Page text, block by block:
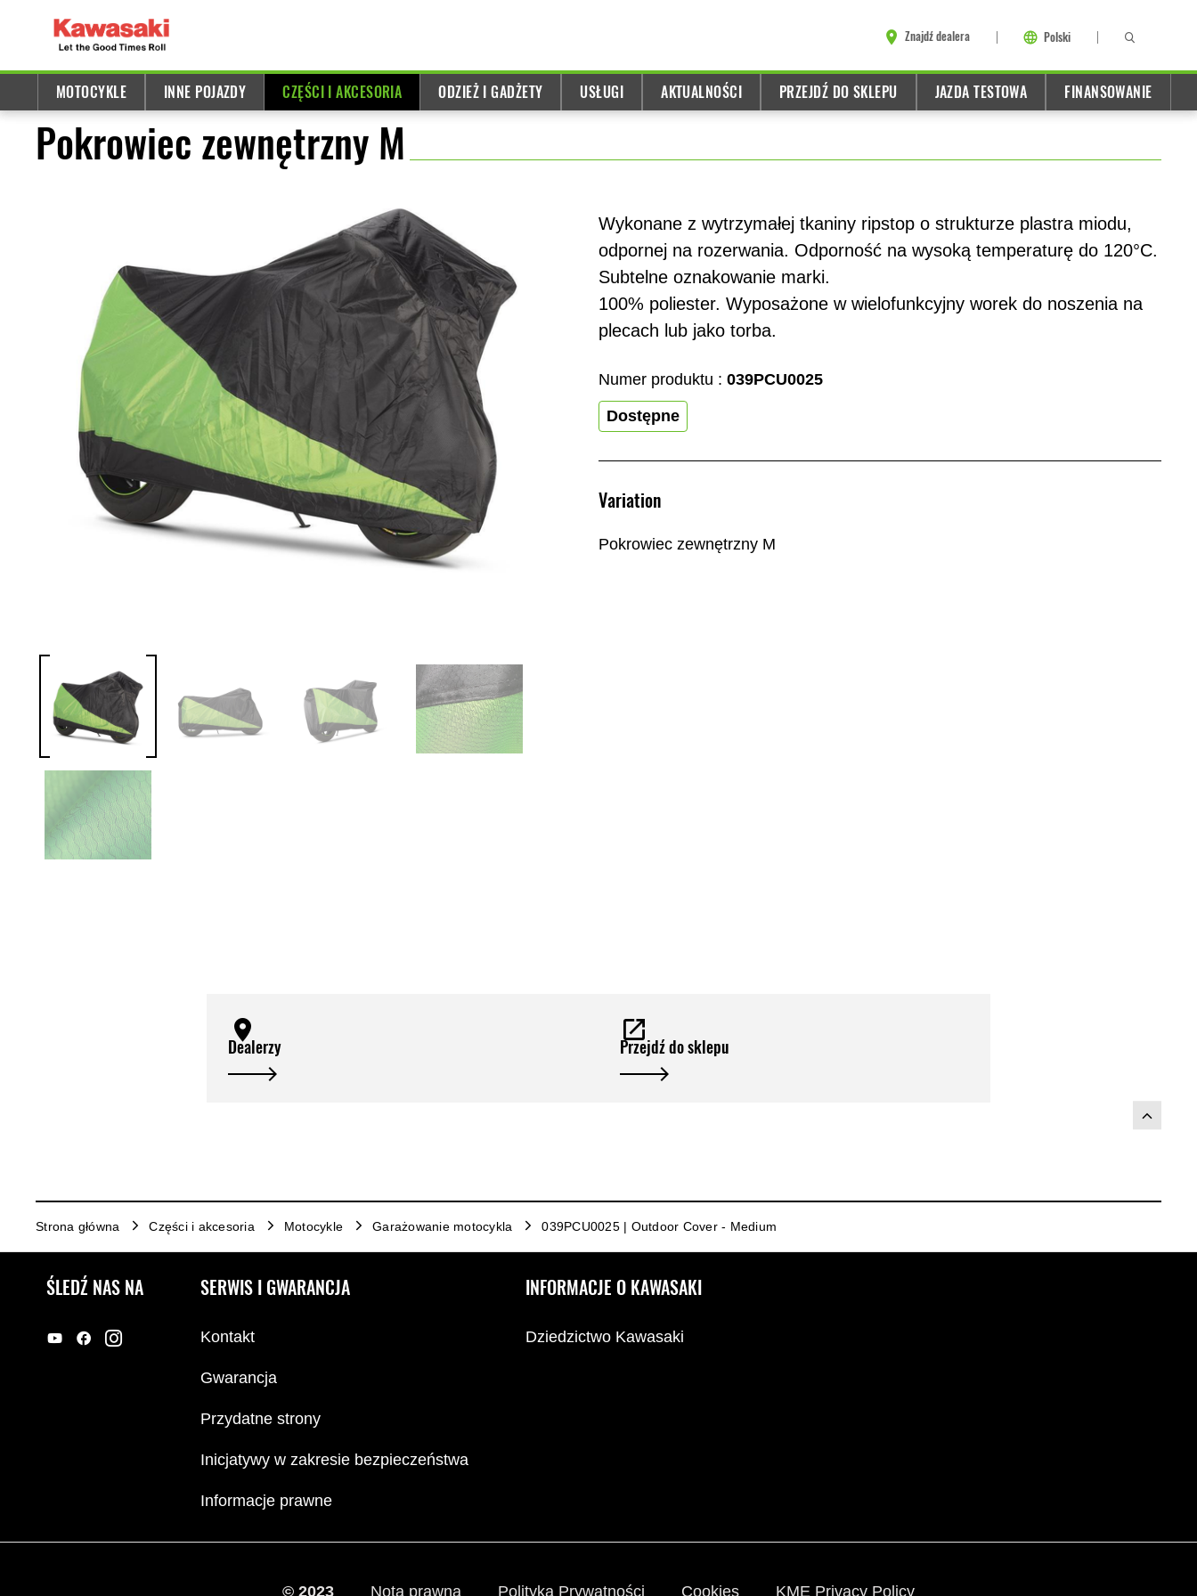
Znajdź dealera Polski
MOTOCYKLE INNE POJAZDY CZĘŚCI I AKCESORIA ODZIEŻ I GADŻETY USŁUGI AKTUALNOŚCI PRZEJDŹ DO SKLEPU JAZDA TESTOWA FINANSOWANIE
Pokrowiec zewnętrzny M
Wykonane z wytrzymałej tkaniny ripstop o strukturze plastra miodu,
odpornej na rozerwania. Odporność na wysoką temperaturę do 120°C.
Subtelne oznakowanie marki.
100% poliester. Wyposażone w wielofunkcyjny worek do noszenia na
plecach lub jako torba.
Numer produktu : 039PCU0025
Dostępne
Variation
Pokrowiec zewnętrzny M
Dealerzy Przejdź do sklepu
Strona główna Części i akcesoria Motocykle Garażowanie motocykla 039PCU0025 | Outdoor Cover - Medium
ŚLEDŹ NAS NA SERWIS I GWARANCJA
Kontakt
Gwarancja
Przydatne strony
Inicjatywy w zakresie bezpieczeństwa
Informacje prawne
INFORMACJE O KAWASAKI
Dziedzictwo Kawasaki
© 2023 Nota prawna Polityka Prywatności Cookies KME Privacy Policy